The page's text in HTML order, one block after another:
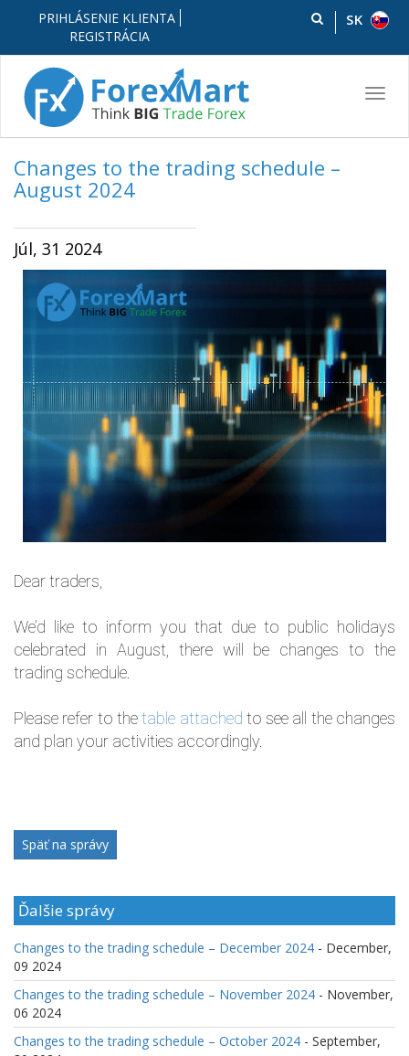
PRIHLÁSENIE KLIENTA
REGISTRÁCIA
SK
Changes to the trading schedule –
August 2024
Júl, 31 2024
Dear traders,
We’d like to inform you that due to public holidays
celebrated in August, there will be changes to the
trading schedule.
Please refer to thetable attached to see all the changes
and plan your activities accordingly.
Späť na správy
Ďalšie správy
Changes to the trading schedule – December 2024 - December,
09 2024
Changes to the trading schedule – November 2024 - November,
06 2024
Changes to the trading schedule – October 2024 - September,